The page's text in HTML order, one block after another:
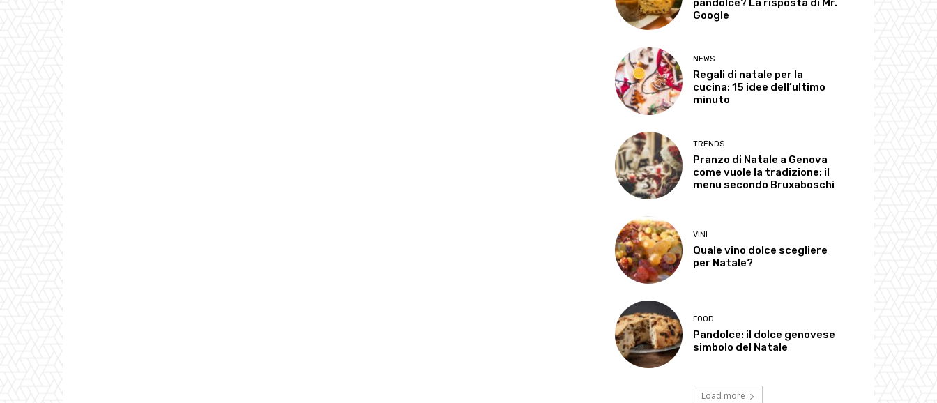
pandolce? La risposta di Mr.
Google
NEWS
Regali di natale per la
cucina: 15 idee dell’ultimo
minuto
TRENDS
Pranzo di Natale a Genova
come vuole la tradizione: il
menu secondo Bruxaboschi
VINI
Quale vino dolce scegliere
per Natale?
FOOD
Pandolce: il dolce genovese
simbolo del Natale
Load more